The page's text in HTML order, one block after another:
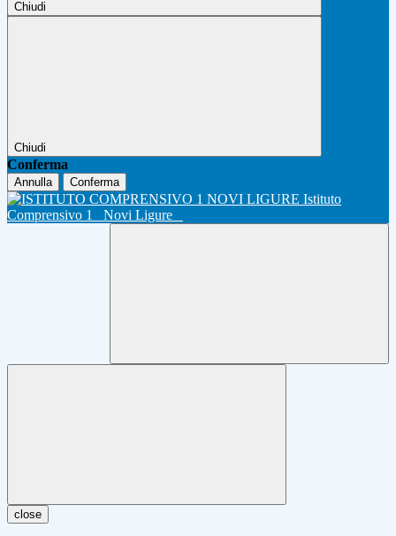
Chiudi
Chiudi
Conferma
Annulla Conferma
Istituto
Comprensivo 1
Novi Ligure
close